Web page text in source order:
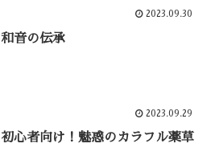
2023.09.30
和音の伝承
2023.09.29
初心者向け！魅惑のカラフル薬草